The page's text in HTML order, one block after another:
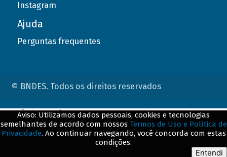
Instagram
Ajuda
Perguntas frequentes
© BNDES. Todos os direitos reservados
Aviso: Utilizamos dados pessoais, cookies e tecnologias
semelhantes de acordo com nossos Termos de Uso e Política de
Privacidade. Ao continuar navegando, você concorda com estas
condições.
Entendi
ConteÃºdo complementar
${title}${badge}